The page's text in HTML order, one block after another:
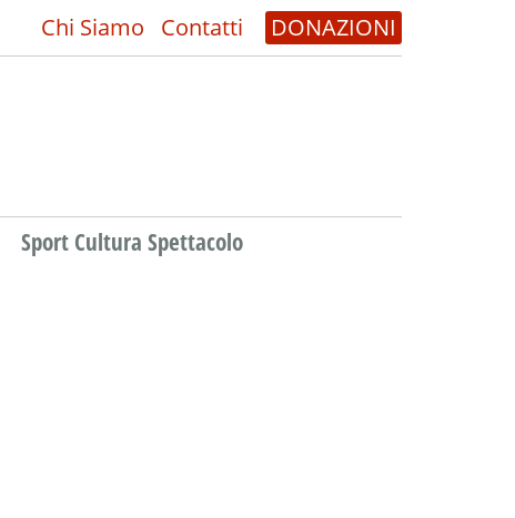
Chi Siamo Contatti DONAZIONI
Sport Cultura Spettacolo